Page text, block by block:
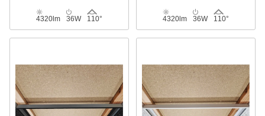
4320lm 36W 110° 4320lm 36W 110°